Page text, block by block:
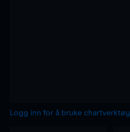
Logg inn for å bruke chartverktøy